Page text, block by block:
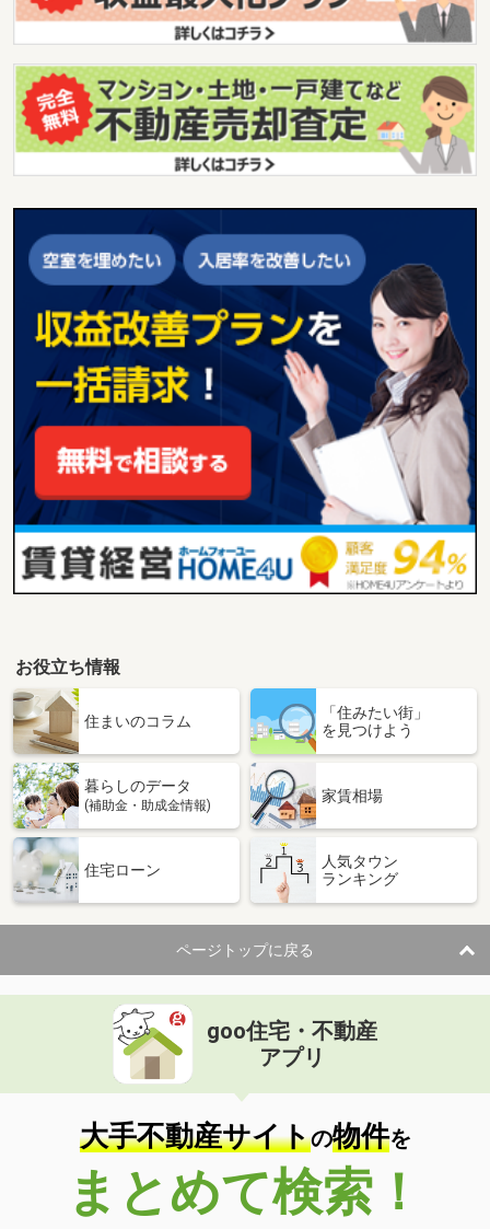
お役立ち情報
住まいのコラム
「住みたい街」
を見つけよう
暮らしのデータ
(補助金・助成金情報)
家賃相場
住宅ローン
人気タウン
ランキング
ページトップに戻る
goo住宅・不動産
アプリ
大手不動産サイトの物件を
まとめて検索！